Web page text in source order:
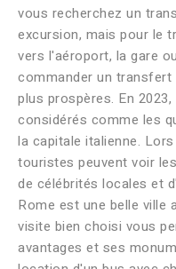
vous recherchez un
excursion, mais pour le
vers l'aéroport, la gare
commander un
plus prospères. En
considérés comme les
la capitale italienne.
touristes peuvent voir
de célébrités locales et
Rome est une belle ville
visite bien choisi vous
avantages et ses